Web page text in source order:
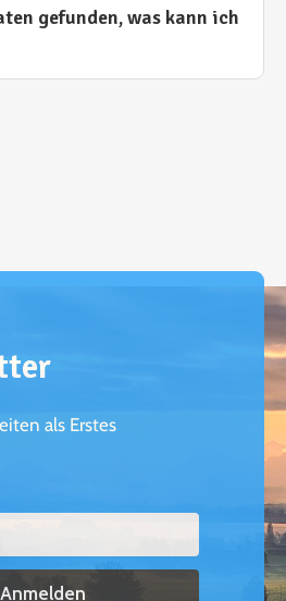
gefunden, was kann ich
als Erstes